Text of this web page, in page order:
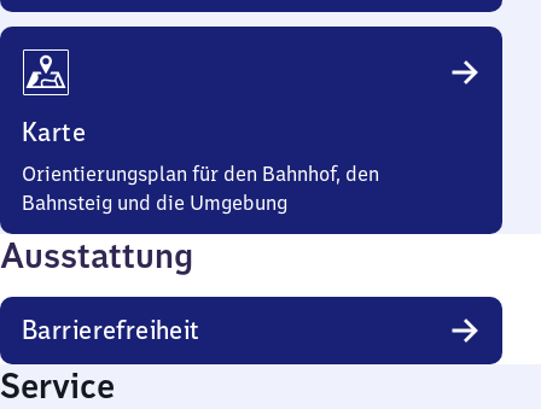
Karte
Orientierungsplan für den Bahnhof, den
Bahnsteig und die Umgebung
Ausstattung
Barrierefreiheit
Service